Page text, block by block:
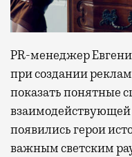
PR-менеджер
при создании
показать понятные
взаимодействующей
появились герои
важным светским